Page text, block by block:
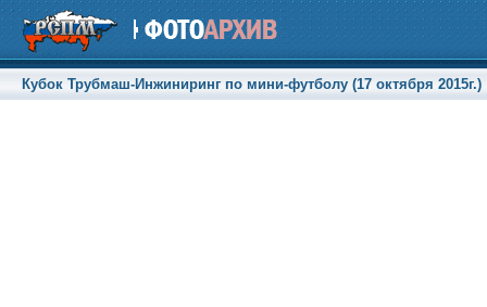
Кубок Трубмаш-Инжиниринг по мини-футболу (17 октября 2015г.)